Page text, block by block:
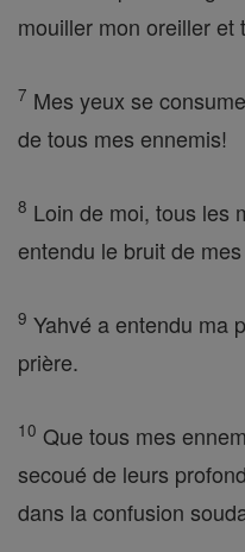
mouiller mon oreiller et
7 Mes yeux se
de tous mes ennemis!
8 Loin de moi, tous les
entendu le bruit de
9 Yahvé a entendu ma
prière.
10 Que tous mes
secoué de leurs
dans la confusion